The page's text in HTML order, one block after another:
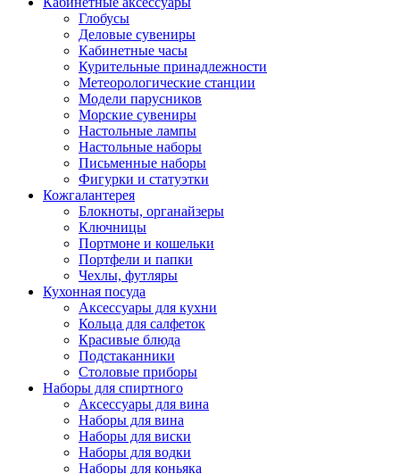
Глобусы
Деловые сувениры
Кабинетные часы
Курительные принадлежности
Метеорологические станции
Модели парусников
Морские сувениры
Настольные лампы
Настольные наборы
Письменные наборы
Фигурки и статуэтки
Кожгалантерея
Блокноты, органайзеры
Ключницы
Портмоне и кошельки
Портфели и папки
Чехлы, футляры
Кухонная посуда
Аксессуары для кухни
Кольца для салфеток
Красивые блюда
Подстаканники
Столовые приборы
Наборы для спиртного
Аксессуары для вина
Наборы для вина
Наборы для виски
Наборы для водки
Наборы для коньяка